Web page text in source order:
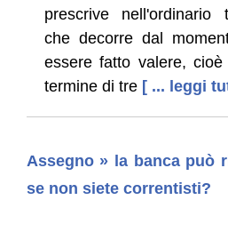
prescrive nell'ordinario
che decorre dal
essere fatto valere,
termine di tre [ ... leggi
Assegno » la banca può
se non siete correntisti?